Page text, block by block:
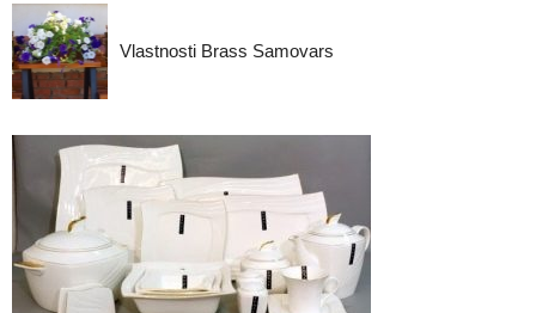
Vlastnosti Brass Samovars